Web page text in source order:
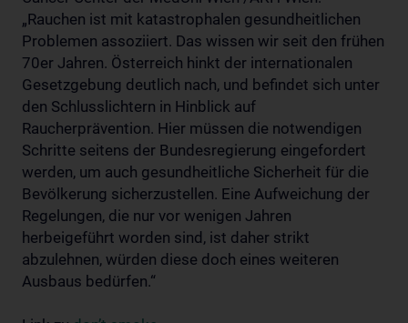
„Rauchen ist mit katastrophalen gesundheitlichen
Problemen assoziiert. Das wissen wir seit den frühen
70er Jahren. Österreich hinkt der internationalen
Gesetzgebung deutlich nach, und befindet sich unter
den Schlusslichtern in Hinblick auf
Raucherprävention. Hier müssen die notwendigen
Schritte seitens der Bundesregierung eingefordert
werden, um auch gesundheitliche Sicherheit für die
Bevölkerung sicherzustellen. Eine Aufweichung der
Regelungen, die nur vor wenigen Jahren
herbeigeführt worden sind, ist daher strikt
abzulehnen, würden diese doch eines weiteren
Ausbaus bedürfen.“